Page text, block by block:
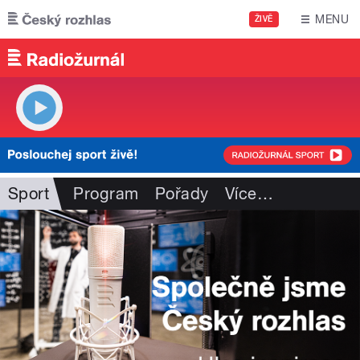
Přejít k hlavnímu obsahu
ŽIVĚ MENU
Sport Program Pořady Více…